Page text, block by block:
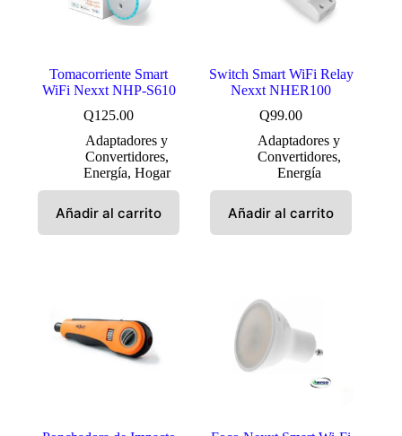
Tomacorriente Smart
WiFi Nexxt NHP-S610
Q125.00
Adaptadores y
Convertidores,
Energía, Hogar
Añadir al carrito
Switch Smart WiFi Relay
Nexxt NHER100
Q99.00
Adaptadores y
Convertidores,
Energía
Añadir al carrito